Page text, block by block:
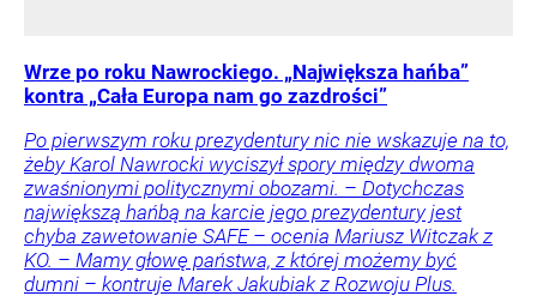
Wrze po roku Nawrockiego. „Największa hańba”
kontra „Cała Europa nam go zazdrości”
Po pierwszym roku prezydentury nic nie wskazuje na to,
żeby Karol Nawrocki wyciszył spory między dwoma
zwaśnionymi politycznymi obozami. – Dotychczas
największą hańbą na karcie jego prezydentury jest
chyba zawetowanie SAFE – ocenia Mariusz Witczak z
KO. – Mamy głowę państwa, z której możemy być
dumni – kontruje Marek Jakubiak z Rozwoju Plus.